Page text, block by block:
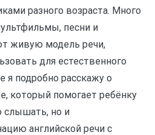
разного возраста. Много
песни и
живую модель речи,
для естественного
я подробно расскажу о
который помогает ребёнку
слышать, но и
английской речи с